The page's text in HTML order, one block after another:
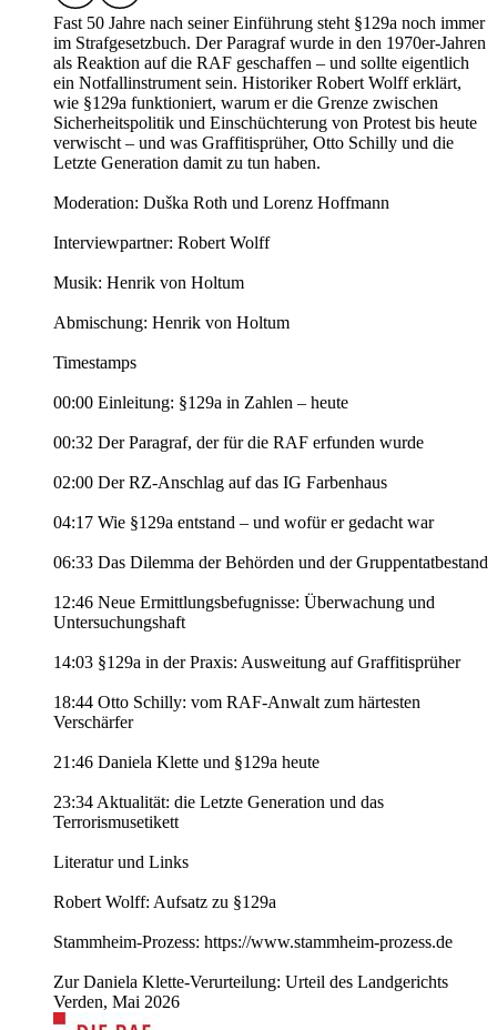
Fast 50 Jahre nach seiner Einführung steht §129a noch immer
im Strafgesetzbuch. Der Paragraf wurde in den 1970er-Jahren
als Reaktion auf die RAF geschaffen – und sollte eigentlich
ein Notfallinstrument sein. Historiker Robert Wolff erklärt,
wie §129a funktioniert, warum er die Grenze zwischen
Sicherheitspolitik und Einschüchterung von Protest bis heute
verwischt – und was Graffitisprüher, Otto Schilly und die
Letzte Generation damit zu tun haben.
Moderation: Duška Roth und Lorenz Hoffmann
Interviewpartner: Robert Wolff
Musik: Henrik von Holtum
Abmischung: Henrik von Holtum
Timestamps
00:00 Einleitung: §129a in Zahlen – heute
00:32 Der Paragraf, der für die RAF erfunden wurde
02:00 Der RZ-Anschlag auf das IG Farbenhaus
04:17 Wie §129a entstand – und wofür er gedacht war
06:33 Das Dilemma der Behörden und der Gruppentatbestand
12:46 Neue Ermittlungsbefugnisse: Überwachung und
Untersuchungshaft
14:03 §129a in der Praxis: Ausweitung auf Graffitisprüher
18:44 Otto Schilly: vom RAF-Anwalt zum härtesten
Verschärfer
21:46 Daniela Klette und §129a heute
23:34 Aktualität: die Letzte Generation und das
Terrorismusetikett
Literatur und Links
Robert Wolff: Aufsatz zu §129a
Stammheim-Prozess: https://www.stammheim-prozess.de
Zur Daniela Klette-Verurteilung: Urteil des Landgerichts
Verden, Mai 2026